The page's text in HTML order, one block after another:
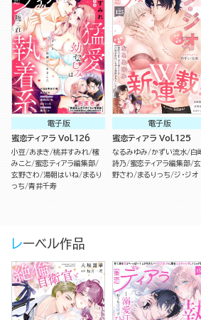
電子版
蜜恋ティアラ Vol.126
小豆 あまき 桃井すみれ 櫁
みこと 蜜恋ティアラ編集部
玄野さわ 湯朝はいね
まるり
っち 青井千寿
電子版
蜜恋ティアラ Vol.125
なるみゆみ かずい流水 白
詩乃
蜜恋ティアラ編集部 玄
野さわ
まるりっち ジ・ジオ
レーベル作品